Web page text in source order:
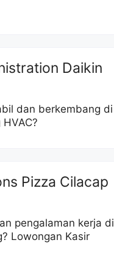
Daikin
dan berkembang di
Pizza Cilacap
pengalaman kerja di
Lowongan Kasir